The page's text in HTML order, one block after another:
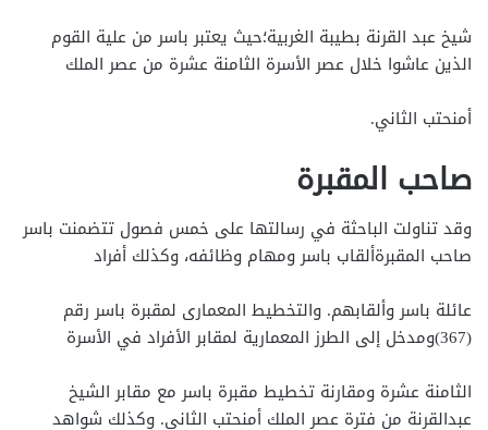
شيخ عبد القرنة بطيبة الغربية؛حيث يعتبر باسر من علية القوم
الذين عاشوا خلال عصر الأسرة الثامنة عشرة من عصر الملك
أمنحتب الثاني.
صاحب المقبرة
وقد تناولت الباحثة في رسالتها على خمس فصول تتضمنت باسر
صاحب المقبرةألقاب باسر ومهام وظائفه، وكذلك أفراد
عائلة باسر وألقابهم. والتخطيط المعمارى لمقبرة باسر رقم
(367)ومدخل إلى الطرز المعمارية لمقابر الأفراد في الأسرة
الثامنة عشرة ومقارنة تخطيط مقبرة باسر مع مقابر الشيخ
عبدالقرنة من فترة عصر الملك أمنحتب الثاني. وكذلك شواهد